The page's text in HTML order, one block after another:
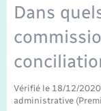
Organisation
Dans
Vérifié le 18/12/
administrative